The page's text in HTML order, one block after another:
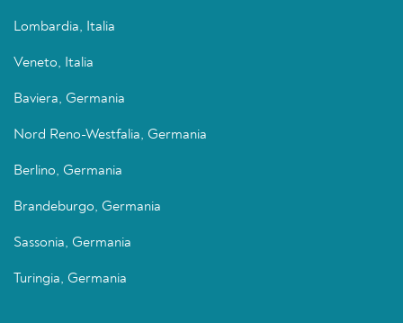
Lombardia, Italia
Veneto, Italia
Baviera, Germania
Nord Reno-Westfalia, Germania
Berlino, Germania
Brandeburgo, Germania
Sassonia, Germania
Turingia, Germania